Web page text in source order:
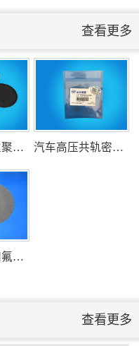
摘...
参观...
查看更多
桥梁支座改性聚四氟乙烯滑板 汽车高压共轨密封圈
超高性能聚四氟乙烯滑板
查看更多